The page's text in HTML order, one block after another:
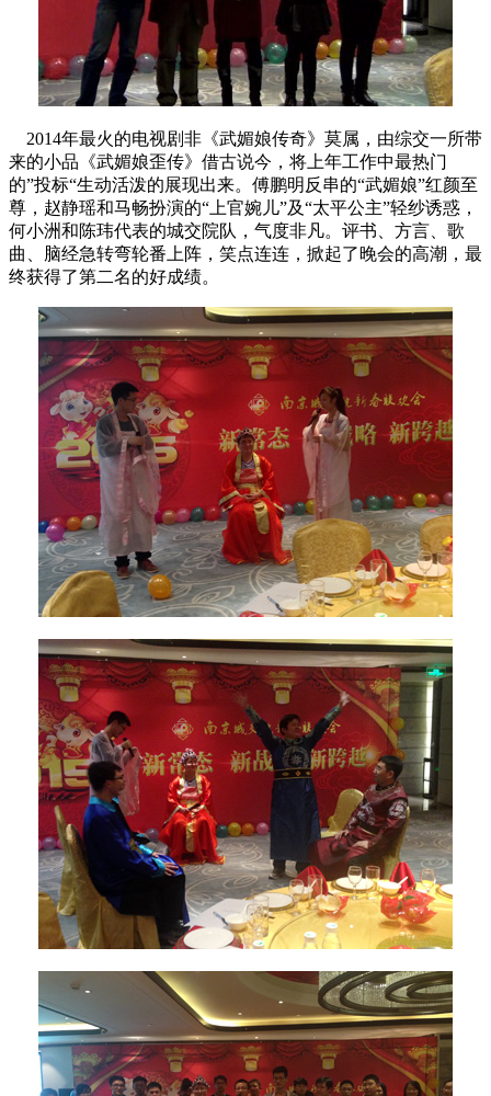
2014年最火的电视剧非《武媚娘传奇》莫属，由综交一所带
来的小品《武媚娘歪传》借古说今，将上年工作中最热门
的”投标“生动活泼的展现出来。傅鹏明反串的“武媚娘”红颜至
尊，赵静瑶和马畅扮演的“上官婉儿”及“太平公主”轻纱诱惑，
何小洲和陈玮代表的城交院队，气度非凡。评书、方言、歌
曲、脑经急转弯轮番上阵，笑点连连，掀起了晚会的高潮，最
终获得了第二名的好成绩。